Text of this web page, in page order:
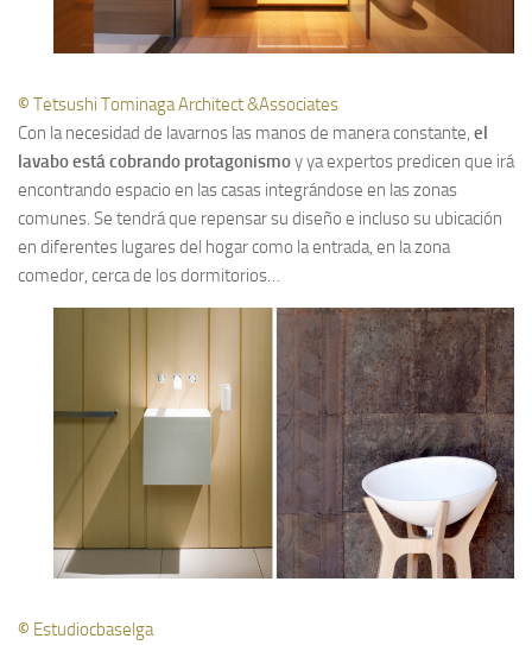
© Tetsushi Tominaga Architect &Associates
Con la necesidad de lavarnos las manos de manera constante, el
lavabo está cobrando protagonismoy ya expertos predicen que irá
encontrando espacio en las casas integrándose en las zonas
comunes. Se tendrá que repensar su diseño e incluso su ubicación
en diferentes lugares del hogar como la entrada, en la zona
comedor, cerca de los dormitorios…
© Estudiocbaselga